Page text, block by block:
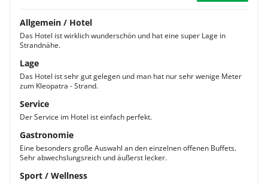
Allgemein / Hotel
Das Hotel ist wirklich wunderschön und hat eine super Lage in
Strandnähe.
Lage
Das Hotel ist sehr gut gelegen und man hat nur sehr wenige Meter
zum Kleopatra - Strand.
Service
Der Service im Hotel ist einfach perfekt.
Gastronomie
Eine besonders große Auswahl an den einzelnen offenen Buffets.
Sehr abwechslungsreich und äußerst lecker.
Sport / Wellness